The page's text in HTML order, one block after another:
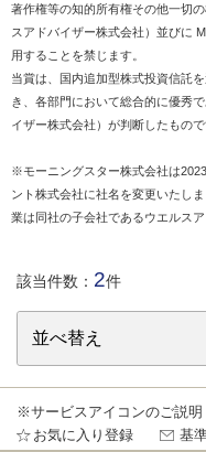
著作権等の知的所有権その他一切
スアドバイザー株式会社）並びに
用することを禁じます。
当賞は、国内追加型株式投資信託
き、各部門において総合的に優秀
イザー株式会社）が判断したもので
※モーニングスター株式会社は
ント株式会社に社名を変更いたし
業は同社の子会社であるウエルス
該当件数： 2件
※サービスアイコンのご説明
お気に入り登録
基